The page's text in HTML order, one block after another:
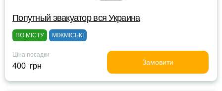
Попутный эвакуатор вся Украина
ПО МІСТУ МІЖМІСЬКІ
Ціна посадки
400 грн Замовити